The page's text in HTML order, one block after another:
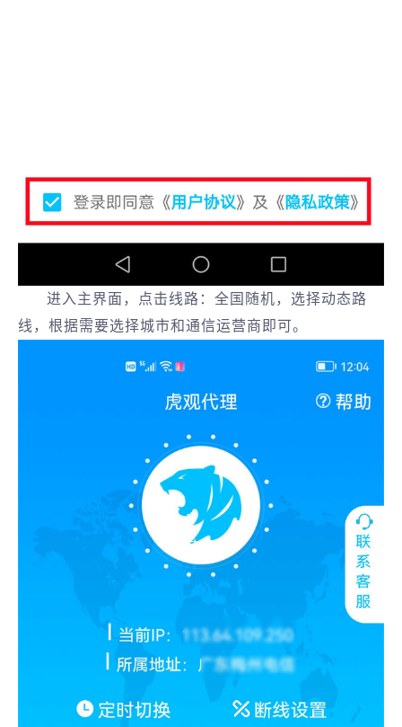
进入主界面，点击线路：全国随机，选择动态路
线，根据需要选择城市和通信运营商即可。